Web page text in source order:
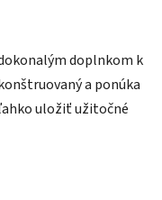
doplnkom k
a ponúka
uložiť užitočné